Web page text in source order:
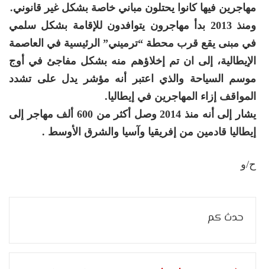
مهاجرين فيها كانوا يحتلون مباني خاصة بشكل غير قانوني.
ومنذ 2013 بدأ مهاجرون يتوافدون للإقامة بشكل سلمي
في مبنى يقع قرب محطة “ترميني” الرئيسية في العاصمة
الإيطالية، إلى ان تم إخلاؤهم منه بشكل مفاجئ في أوج
موسم السياحة والذي اعتبر أنه مؤشر يدل على تشدد
المواقف إزاء المهاجرين في إيطاليا.
يشار إلى أنه منذ 2014 وصل أكثر من 600 ألف مهاجر إلى
إيطاليا قادمين من إفريقيا وآسيا والشرق الأوسط .
ح/و
حدث كم